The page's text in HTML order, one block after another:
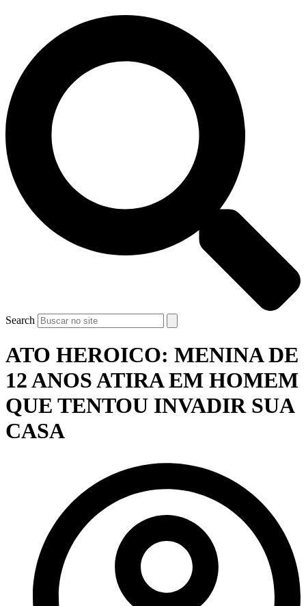
Search
ATO HEROICO: MENINA DE
12 ANOS ATIRA EM HOMEM
QUE TENTOU INVADIR SUA
CASA